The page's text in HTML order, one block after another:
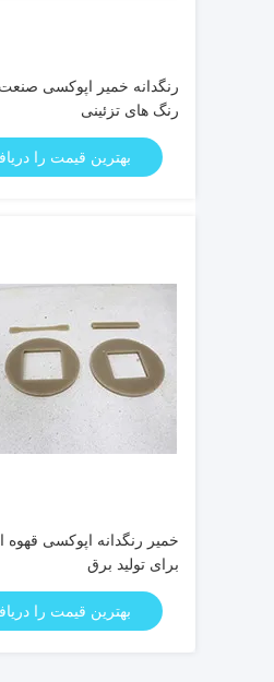
رنگدانه خمیر اپوکسی
رنگ های تزئینی
بهترین قیمت را
برای تولید برق
بهترین قیمت را